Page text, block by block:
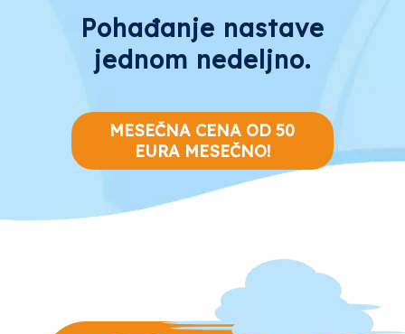
Pohađanje nastave
jednom nedeljno.
MESEČNA CENA OD 50
EURA MESEČNO!